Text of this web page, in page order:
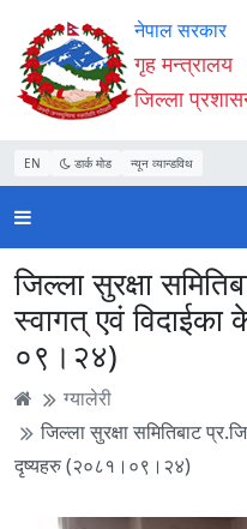
Accessibility
Mode
सुरु
गर्नुहोस्
सामाग्री
पढ्नुहाेस्
नेभिगेसन
पढ्नुहाेस्
वेबसाइट
खोजमा
जानुहोस्
नेपाल सरकार
गृह मन्त्रालय
जिल्ला
EN डार्क मोड न्यून व्यान्डविथ
जिल्ला सुरक्षा
स्वागत् एवं
०९।२४)
ग्यालेरी
जिल्ला सुरक्षा समितिबाट
दृष्यहरु (२०८१।०९।२४)